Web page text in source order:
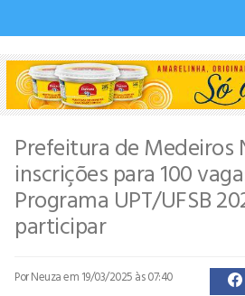
Prefeitura de Medeiros
inscrições para 100
Programa UPT/UFSB
participar
Por Neuzaem 19/03/2025 às 07:40